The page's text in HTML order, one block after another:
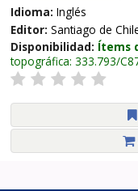
Idioma: Inglés
Editor: Santiago de
Disponibilidad: Ítems
topográfica: 333.793/